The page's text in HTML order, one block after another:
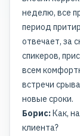
неделю, все
период
отвечает, за
спикеров,
всем
встречи
новые сроки.
Борис:Как,
клиента?